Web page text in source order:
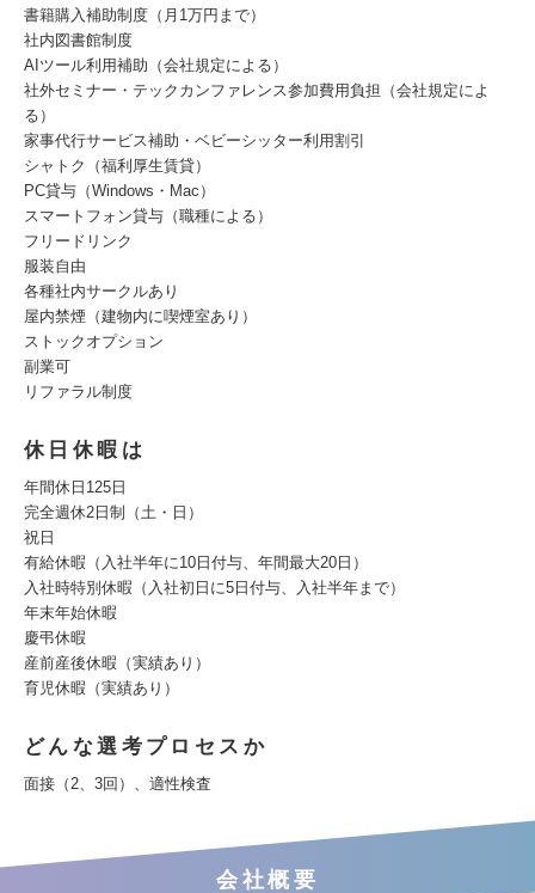
書籍購入補助制度（月1万円まで）
社内図書館制度
AIツール利用補助（会社規定による）
社外セミナー・テックカンファレンス参加費用負担（会社規定によ
る）
家事代行サービス補助・ベビーシッター利用割引
シャトク（福利厚生賃貸）
PC貸与（Windows・Mac）
スマートフォン貸与（職種による）
フリードリンク
服装自由
各種社内サークルあり
屋内禁煙（建物内に喫煙室あり）
ストックオプション
副業可
リファラル制度
休日休暇は
年間休日125日
完全週休2日制（土・日）
祝日
有給休暇（入社半年に10日付与、年間最大20日）
入社時特別休暇（入社初日に5日付与、入社半年まで）
年末年始休暇
慶弔休暇
産前産後休暇（実績あり）
育児休暇（実績あり）
どんな選考プロセスか
面接（2、3回）、適性検査
会社概要